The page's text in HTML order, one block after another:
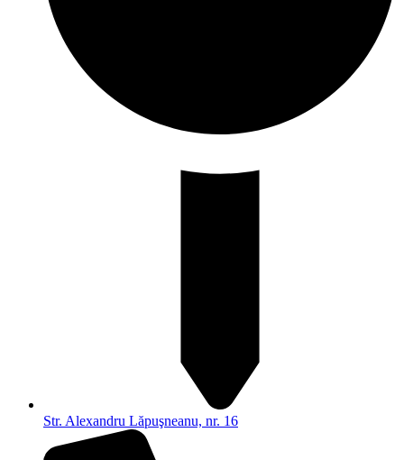
Str. Alexandru Lăpuşneanu, nr. 16